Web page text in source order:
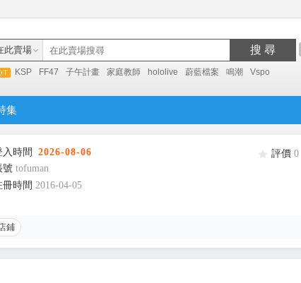
此賣場 搜 尋
KSP FF47 子午計畫 家庭教師 hololive 蔚藍檔案 鳴潮 Vspo
集
時間
2026-08-06
號 tofuman
時間 2016-04-05
評價 0
鋪